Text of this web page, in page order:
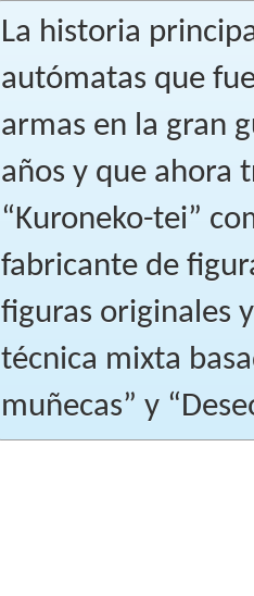
La historia
autómatas que
armas en la gran
años y que ahora
“Kuroneko-tei”
fabricante de
figuras originales
técnica mixta
muñecas” y